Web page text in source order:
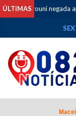
ÚLTIMAS
Prouni negada após